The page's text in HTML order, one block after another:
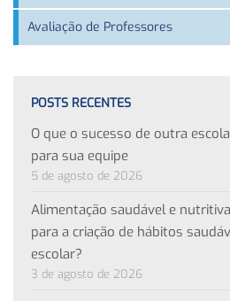
Avaliação de Professores
POSTS RECENTES
O que o sucesso de outra
para sua equipe
5 de agosto de 2026
Alimentação saudável e
para a criação de hábitos
escolar?
3 de agosto de 2026